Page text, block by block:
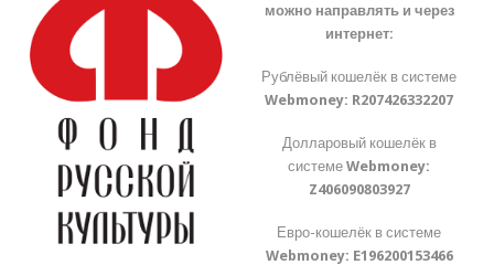
можно направлять и через
интернет:
Рублёвый кошелёк в системе
Webmoney: R207426332207
Долларовый кошелёк в
системеWebmoney:
Z406090803927
Евро-кошелёк в системе
Webmoney: E196200153466